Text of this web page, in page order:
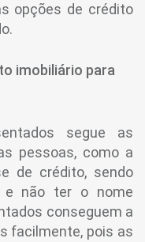
opções de crédito
imobiliário para
segue as
pessoas, como a
de crédito, sendo
e não ter o nome
conseguem a
facilmente, pois as